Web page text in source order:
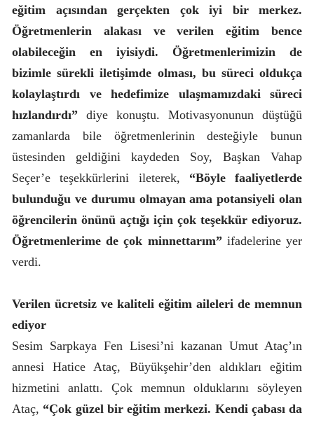
eğitim açısından gerçekten çok iyi bir merkez.
Öğretmenlerin alakası ve verilen eğitim bence
olabileceğin en iyisiydi. Öğretmenlerimizin de
bizimle sürekli iletişimde olması, bu süreci oldukça
kolaylaştırdı ve hedefimize ulaşmamızdaki süreci
hızlandırdı” diye konuştu. Motivasyonunun düştüğü
zamanlarda bile öğretmenlerinin desteğiyle bunun
üstesinden geldiğini kaydeden Soy, Başkan Vahap
Seçer’e teşekkürlerini ileterek, “Böyle faaliyetlerde
bulunduğu ve durumu olmayan ama potansiyeli olan
öğrencilerin önünü açtığı için çok teşekkür ediyoruz.
Öğretmenlerime de çok minnettarım” ifadelerine yer
verdi.
Verilen ücretsiz ve kaliteli eğitim aileleri de memnun
ediyor
Sesim Sarpkaya Fen Lisesi’ni kazanan Umut Ataç’ın
annesi Hatice Ataç, Büyükşehir’den aldıkları eğitim
hizmetini anlattı. Çok memnun olduklarını söyleyen
Ataç, “Çok güzel bir eğitim merkezi. Kendi çabası da